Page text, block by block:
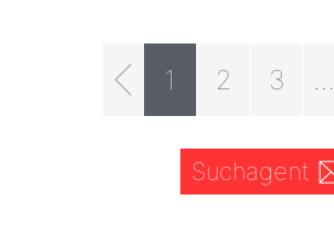
1 2 3
Suchagent